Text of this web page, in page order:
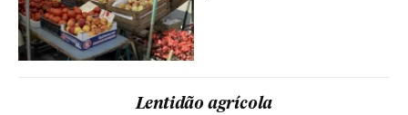
Lentidão agrícola